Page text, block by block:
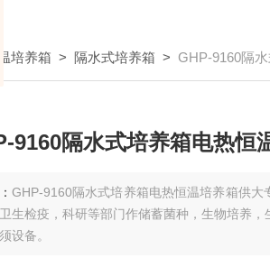
温培养箱 > 隔水式培养箱 > GHP-9160隔
9160隔水式培养箱电热恒
GHP-9160隔水式培养箱电热恒温培养箱供大
生检疫，科研等部门作储蓄菌种，生物培养
设备。